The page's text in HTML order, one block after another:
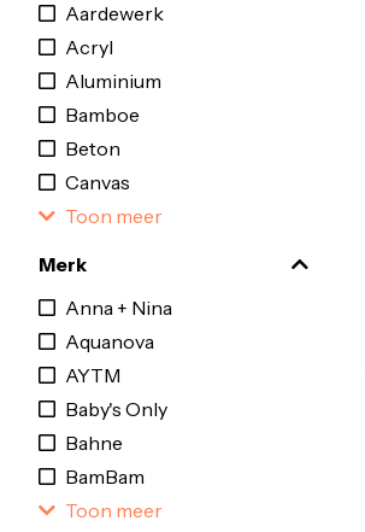
Aardewerk
Acryl
Aluminium
Bamboe
Beton
Canvas
Toon meer
Merk
Anna + Nina
Aquanova
AYTM
Baby's Only
Bahne
BamBam
Toon meer